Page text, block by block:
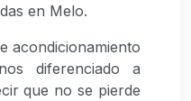
en Melo.
acondicionamiento
diferenciado a
que no se pierde